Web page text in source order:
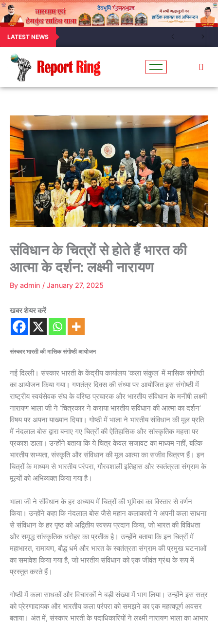
LATEST NEWS
संविधान के चित्रों से होते हैं भारत की
आत्मा के दर्शन: लक्ष्मी नारायण
By admin / January 27, 2025
खबर शेयर करें
संस्कार भारती की मासिक संगोष्ठी आयोजन
नई दिल्ली। संस्कार भारती के केंद्रीय कार्यालय ‘कला संकुल’ में मासिक संगोष्ठी
का आयोजन किया गया। गणतंत्र दिवस की संध्या पर आयोजित इस संगोष्ठी में
राष्ट्रीय स्वयंसेवक संघ के वरिष्ठ प्रचारक और भारतीय संविधान के मनीषी लक्ष्मी
नारायण भाला जी ने ‘चित्रकार ने कराया भारतीय संविधान की आत्मा का दर्शन’
विषय पर अपना याख्यान दियाा। गोष्ठी में भाला ने भारतीय संविधान की मूल प्रति
में नंदलाल बोस द्वारा बनाए गए चित्रों की ऐतिहासिक और सांस्कृतिक महत्ता पर
प्रकाश डाला। उन्होंने बताया कि ये चित्र केवल सजावट का माध्यम नहीं, बल्कि
भारतीय सभ्यता, संस्कृति और संविधान की मूल आत्मा का सजीव चित्रण हैं। इन
चित्रों के माध्यम से भारतीय परंपरा, गौरवशाली इतिहास और स्वतंत्रता संग्राम के
मूल्यों को अभिव्यक्त किया गया है।
भाला जी ने संविधान के हर अध्याय में चित्रों की भूमिका का विस्तार से वर्णन
किया। उन्होंने कहा कि नंदलाल बोस जैसे महान कलाकारों ने अपनी कला साधना
से संविधान के हर पृष्ठ को अद्वितीय स्वरूप प्रदान किया, जो भारत की विविधता
और समृद्ध सांस्कृतिक धरोहर का प्रतीक है। उन्होंने बताया कि इन चित्रों में
महाभारत, रामायण, बौद्ध धर्म और भारत के स्वतंत्रता संग्राम की प्रमुख घटनाओं
का समावेश किया गया है, जो भारतीय संविधान को एक जीवंत ग्रंथ के रूप में
प्रस्तुत करते हैं।
गोष्ठी में कला साधकों और विचारकों ने बड़ी संख्या में भाग लिया। उन्होंने इस सत्र
को प्रेरणादायक और भारतीय कला परंपरा को समझने का एक महत्वपूर्ण अवसर
बताया। अंत में, संस्कार भारती के पदाधिकारियों ने लक्ष्मी नारायण भाला का आभार